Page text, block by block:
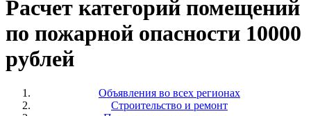
Расчет категорий помещений
по пожарной опасности 10000
рублей
Объявления во всех регионах
Строительство и ремонт